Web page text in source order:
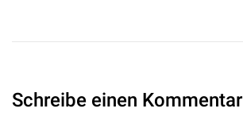
Schreibe einen Kommentar